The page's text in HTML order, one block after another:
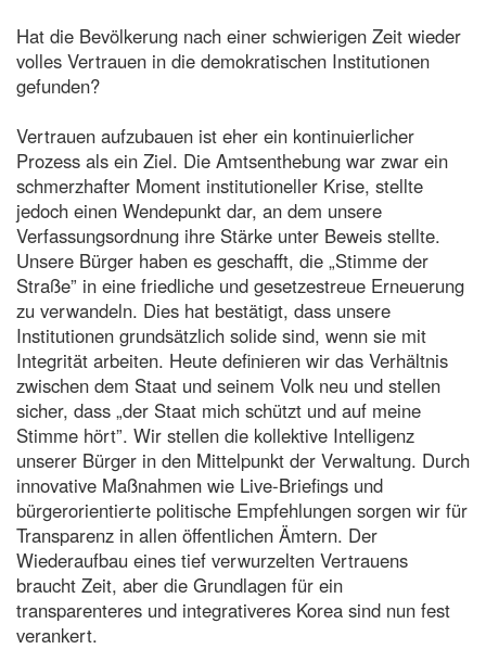
Hat die Bevölkerung nach einer schwierigen Zeit wieder
volles Vertrauen in die demokratischen Institutionen
gefunden?
Vertrauen aufzubauen ist eher ein kontinuierlicher
Prozess als ein Ziel. Die Amtsenthebung war zwar ein
schmerzhafter Moment institutioneller Krise, stellte
jedoch einen Wendepunkt dar, an dem unsere
Verfassungsordnung ihre Stärke unter Beweis stellte.
Unsere Bürger haben es geschafft, die „Stimme der
Straße” in eine friedliche und gesetzestreue Erneuerung
zu verwandeln. Dies hat bestätigt, dass unsere
Institutionen grundsätzlich solide sind, wenn sie mit
Integrität arbeiten. Heute definieren wir das Verhältnis
zwischen dem Staat und seinem Volk neu und stellen
sicher, dass „der Staat mich schützt und auf meine
Stimme hört”. Wir stellen die kollektive Intelligenz
unserer Bürger in den Mittelpunkt der Verwaltung. Durch
innovative Maßnahmen wie Live-Briefings und
bürgerorientierte politische Empfehlungen sorgen wir für
Transparenz in allen öffentlichen Ämtern. Der
Wiederaufbau eines tief verwurzelten Vertrauens
braucht Zeit, aber die Grundlagen für ein
transparenteres und integrativeres Korea sind nun fest
verankert.